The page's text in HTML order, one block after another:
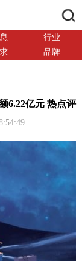
行业
品牌
6.22亿元 热点评